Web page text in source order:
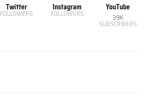
Twitter
FOLLOWERS
Instagram
FOLLOWERS
YouTube
39K
SUBSCRIBERS